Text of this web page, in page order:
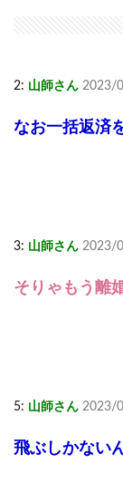
2: 山師さん 2023/
なお一括返済
3: 山師さん 2023/
そりゃもう離
5: 山師さん 2023/
飛ぶしかない